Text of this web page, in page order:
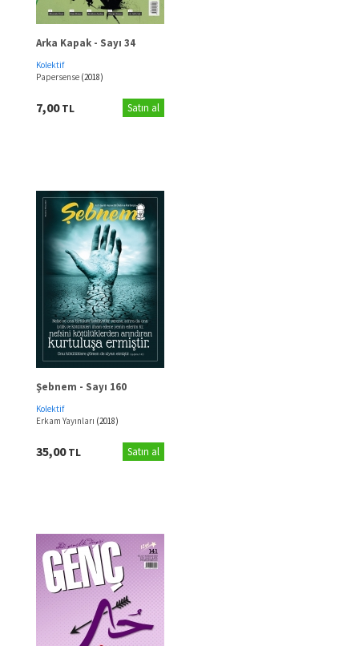
Arka Kapak - Sayı 34
Kolektif
Papersense (2018)
7,00TL Satın al
Şebnem - Sayı 160
Kolektif
Erkam Yayınları (2018)
35,00TL Satın al